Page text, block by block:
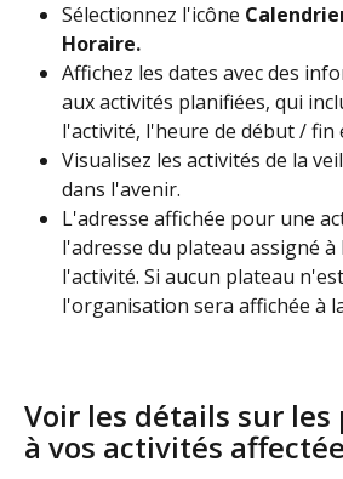
Sélectionnez l'icône
Horaire.
Affichez les dates avec des
aux activités planifiées, qui
l'activité, l'heure de début / fin
Visualisez les activités de la
dans l'avenir.
L'adresse affichée pour une
l'adresse du plateau assigné à
l'activité. Si aucun plateau
l'organisation sera affichée à
Voir les détails sur
à vos activités